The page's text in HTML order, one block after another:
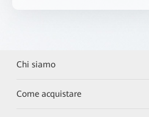
Chi siamo
Come acquistare